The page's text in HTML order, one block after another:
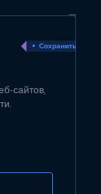
Сохранить 45%
сайтов,